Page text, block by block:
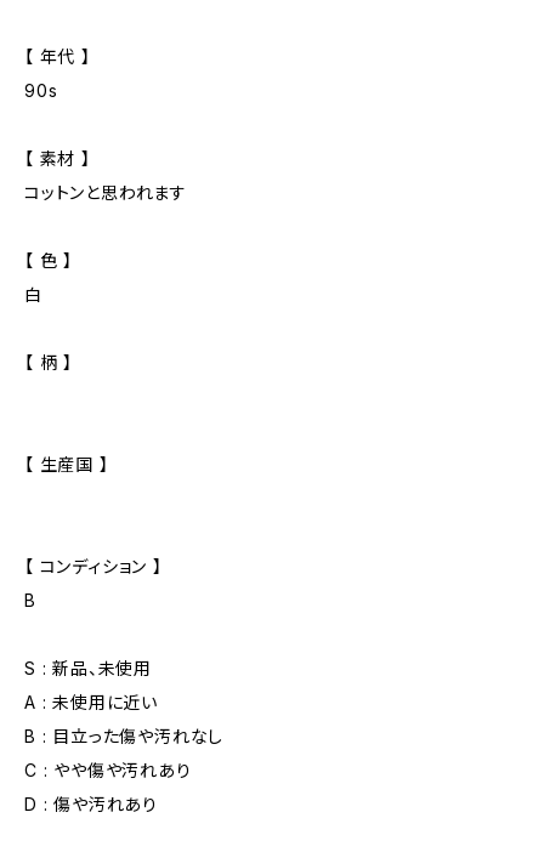
【 年代 】
90s
【 素材 】
コットンと思われます
【 色 】
白
【 柄 】
【 生産国 】
【 コンディション 】
B
S : 新品、未使用
A : 未使用に近い
B : 目立った傷や汚れなし
C : やや傷や汚れあり
D : 傷や汚れあり